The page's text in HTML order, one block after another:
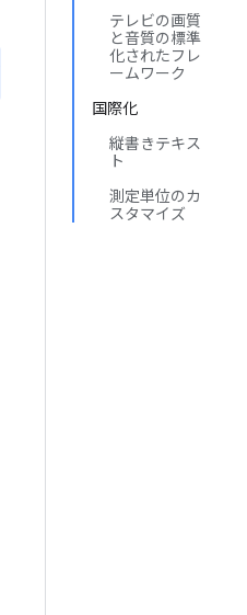
テレビの画質
と音質の標準
化されたフレ
ームワーク
国際化
縦書きテキス
ト
測定単位のカ
スタマイズ